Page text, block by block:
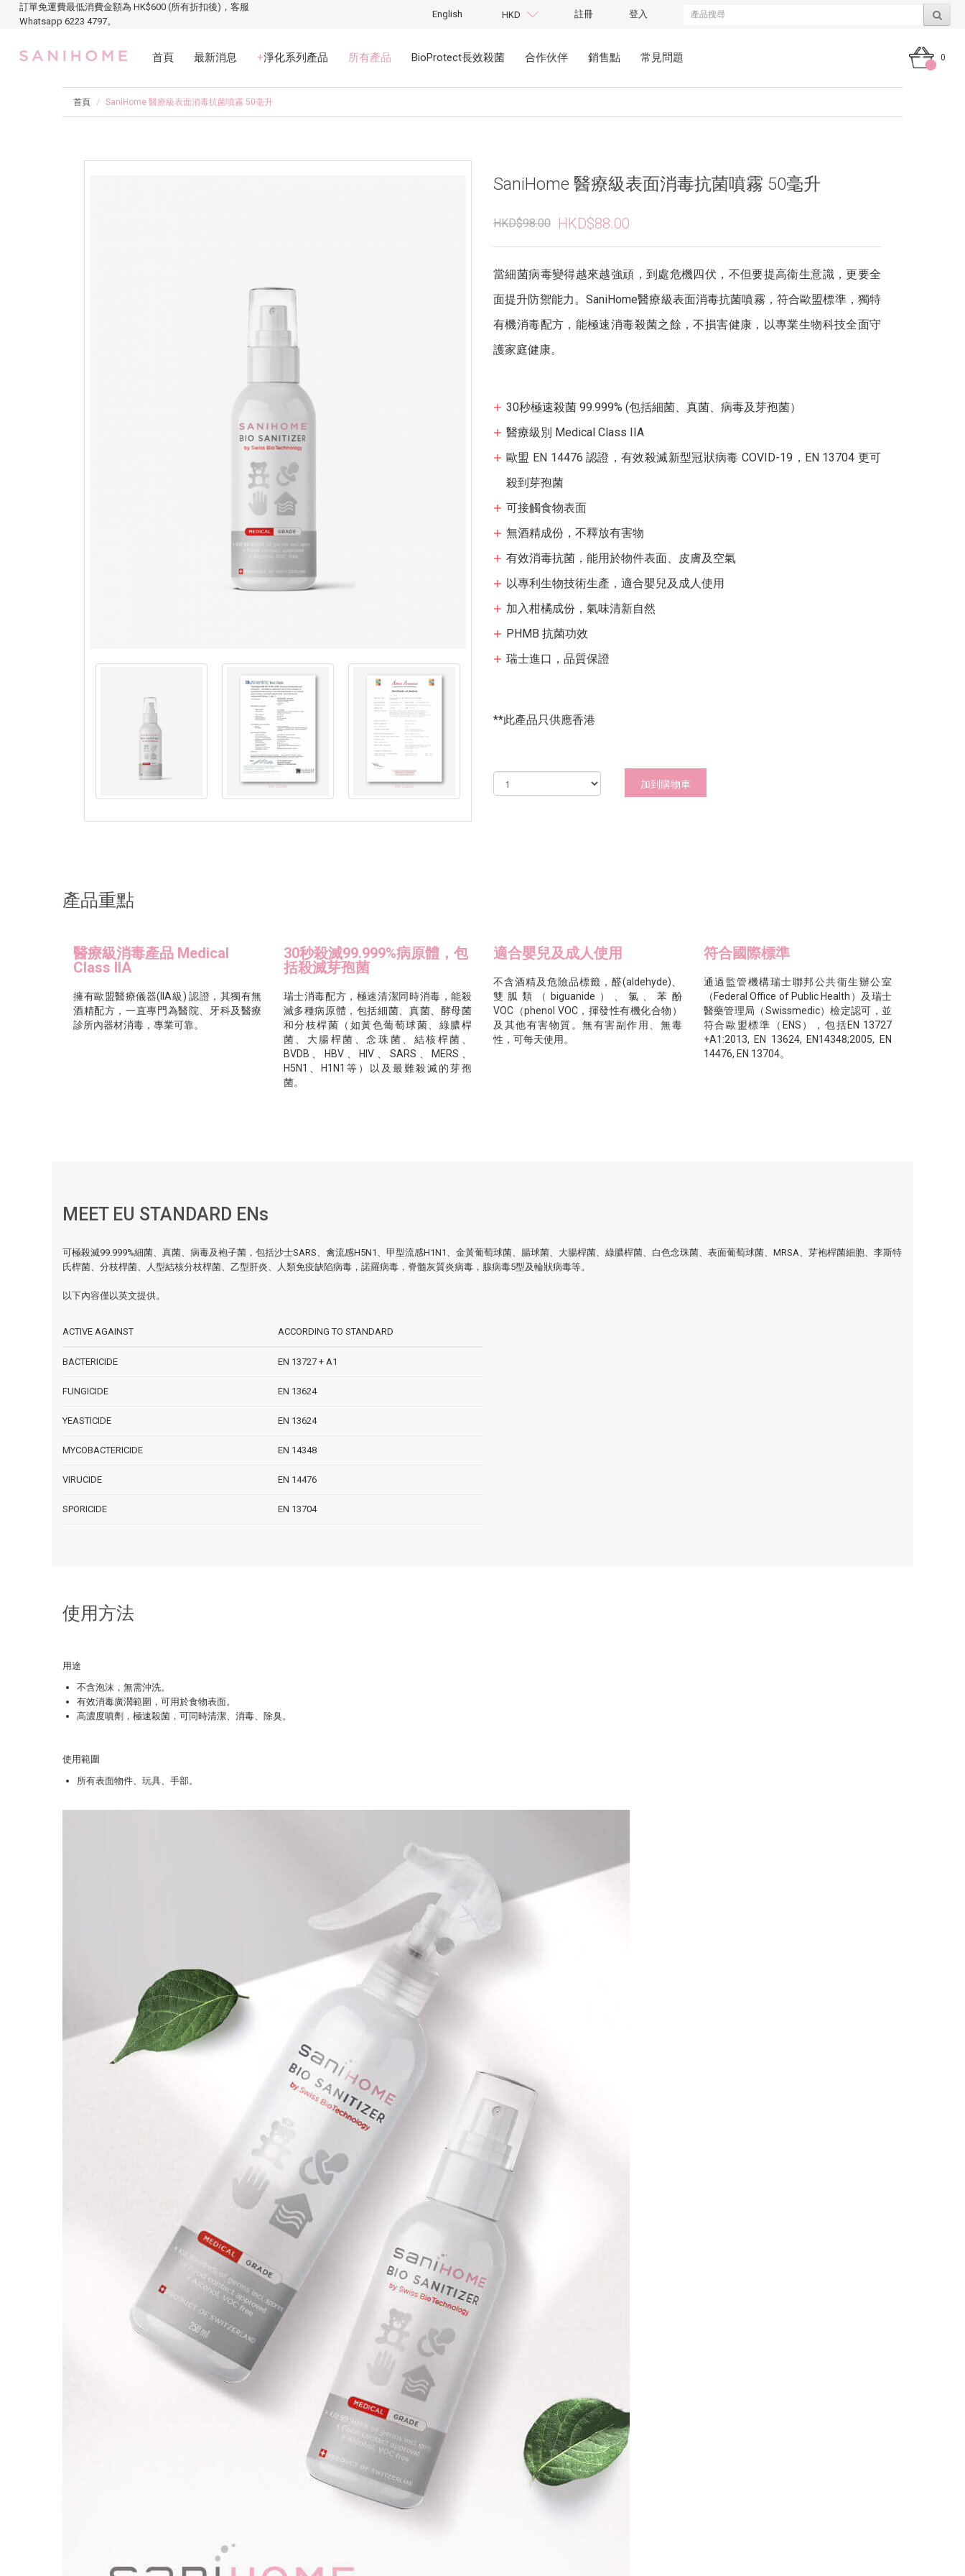
訂單免運費最低消費金額為 HK$600 (所有折扣後)，客服
Whatsapp 6223 4797。
English HKD 註冊 登入
首頁 最新消息 +淨化系列產品 所有產品 BioProtect長效殺菌 合作伙伴 銷售點 常見問題 0
首頁 SaniHome 醫療級表面消毒抗菌噴霧 50毫升
SaniHome 醫療級表面消毒抗菌噴霧 50毫升
HKD$98.00 HKD$88.00
當細菌病毒變得越來越強頑，到處危機四伏，不但要提高衞生意識，更要全
面提升防禦能力。SaniHome醫療級表面消毒抗菌噴霧，符合歐盟標準，獨特
有機消毒配方，能極速消毒殺菌之餘，不損害健康，以專業生物科技全面守
護家庭健康。
30秒極速殺菌 99.999% (包括細菌、真菌、病毒及芽孢菌）
醫療級別 Medical Class IIA
歐盟 EN 14476 認證，有效殺滅新型冠狀病毒 COVID-19，EN 13704 更可
殺到芽孢菌
可接觸食物表面
無酒精成份，不釋放有害物
有效消毒抗菌，能用於物件表面、皮膚及空氣
以專利生物技術生產，適合嬰兒及成人使用
加入柑橘成份，氣味清新自然
PHMB 抗菌功效
瑞士進口，品質保證
**此產品只供應香港
加到購物車
產品重點
醫療級消毒產品 Medical
Class IIA
擁有歐盟醫療儀器(IIA級) 認證，其獨有無
酒精配方，一直專門為醫院、牙科及醫療
診所內器材消毒，專業可靠。
30秒殺滅99.999%病原體，包
括殺滅芽孢菌
瑞士消毒配方，極速清潔同時消毒，能殺
滅多種病原體，包括細菌、真菌、酵母菌
和分枝桿菌（如黃色葡萄球菌、綠膿桿
菌、大腸桿菌、念珠菌、結核桿菌、
BVDB、HBV、HIV、SARS、MERS、
H5N1、H1N1等）以及最難殺滅的芽孢
菌。
適合嬰兒及成人使用
不含酒精及危險品標籤，醛(aldehyde)、
雙胍類（biguanide）、氯、苯酚
VOC（phenol VOC，揮發性有機化合物）
及其他有害物質。無有害副作用、無毒
性，可每天使用。
符合國際標準
通過監管機構瑞士聯邦公共衞生辦公室
（Federal Office of Public Health）及瑞士
醫藥管理局（Swissmedic）檢定認可，並
符合歐盟標準（ENS），包括EN 13727
+A1:2013, EN 13624, EN14348;2005, EN
14476, EN 13704。
MEET EU STANDARD ENs
可極殺滅99.999%細菌、真菌、病毒及袍子菌，包括沙士SARS、禽流感H5N1、甲型流感H1N1、金黃葡萄球菌、腸球菌、大腸桿菌、綠膿桿菌、白色念珠菌、表面葡萄球菌、MRSA、芽袍桿菌細胞、李斯特
氏桿菌、分枝桿菌、人型結核分枝桿菌、乙型肝炎、人類免疫缺陷病毒，諾羅病毒，脊髓灰質炎病毒，腺病毒5型及輪狀病毒等。
以下內容僅以英文提供。
ACTIVE AGAINST ACCORDING TO STANDARD
BACTERICIDE EN 13727 + A1
FUNGICIDE EN 13624
YEASTICIDE EN 13624
MYCOBACTERICIDE EN 14348
VIRUCIDE EN 14476
SPORICIDE EN 13704
使用方法
用途
不含泡沫，無需沖洗。
有效消毒廣濶範圍，可用於食物表面。
高濃度噴劑，極速殺菌，可同時清潔、消毒、除臭。
使用範圍
所有表面物件、玩具、手部。